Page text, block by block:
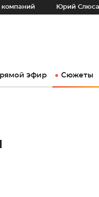
Юрий Слюсарь: Наш
эфир Сюжеты